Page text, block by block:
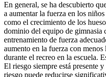
En general, se ha descubierto
a aumentar la fuerza en los
como el crecimiento de los
dominio del equipo de gimnasia
entrenamiento de fuerza
aumento en la fuerza con menos
durante el recreo en la escuela.
El riesgo siempre está presente
riesgo puede reducirse